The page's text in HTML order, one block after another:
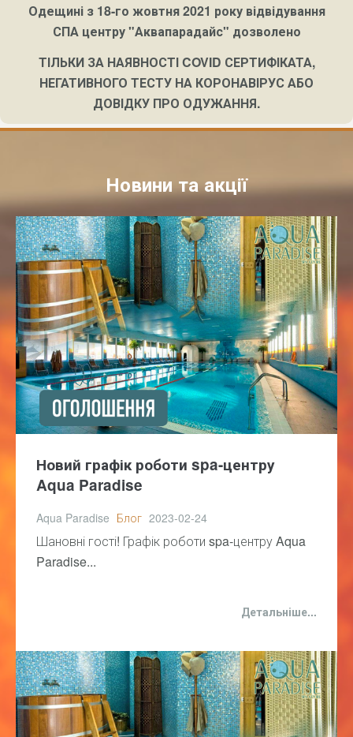
Одещині з 18-го жовтня 2021 року відвідування
СПА центру "Аквапарадайс" дозволено
ТІЛЬКИ ЗА НАЯВНОСТІ COVID СЕРТИФІКАТА,
НЕГАТИВНОГО ТЕСТУ НА КОРОНАВІРУС АБО
ДОВІДКУ ПРО ОДУЖАННЯ.
Новини та акції
Новий графік роботи spa-центру
Aqua Paradise
Aqua Paradise Блог 2023-02-24
Шановні гості! Графік роботи spa-центру Aqua
Paradise...
Детальніше...